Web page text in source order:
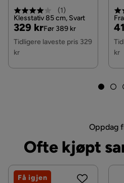
(1)
Klesstativ 85 cm, Svart
Pris
329 kr
Original
Pris
Før 389 kr
Tidligere laveste pris 329
kr
kr
Oppdag
Ofte kjøpt
Få igjen